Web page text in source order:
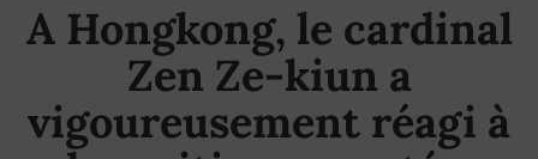
A Hongkong, le cardinal
Zen Ze-kiun a
vigoureusement réagi à